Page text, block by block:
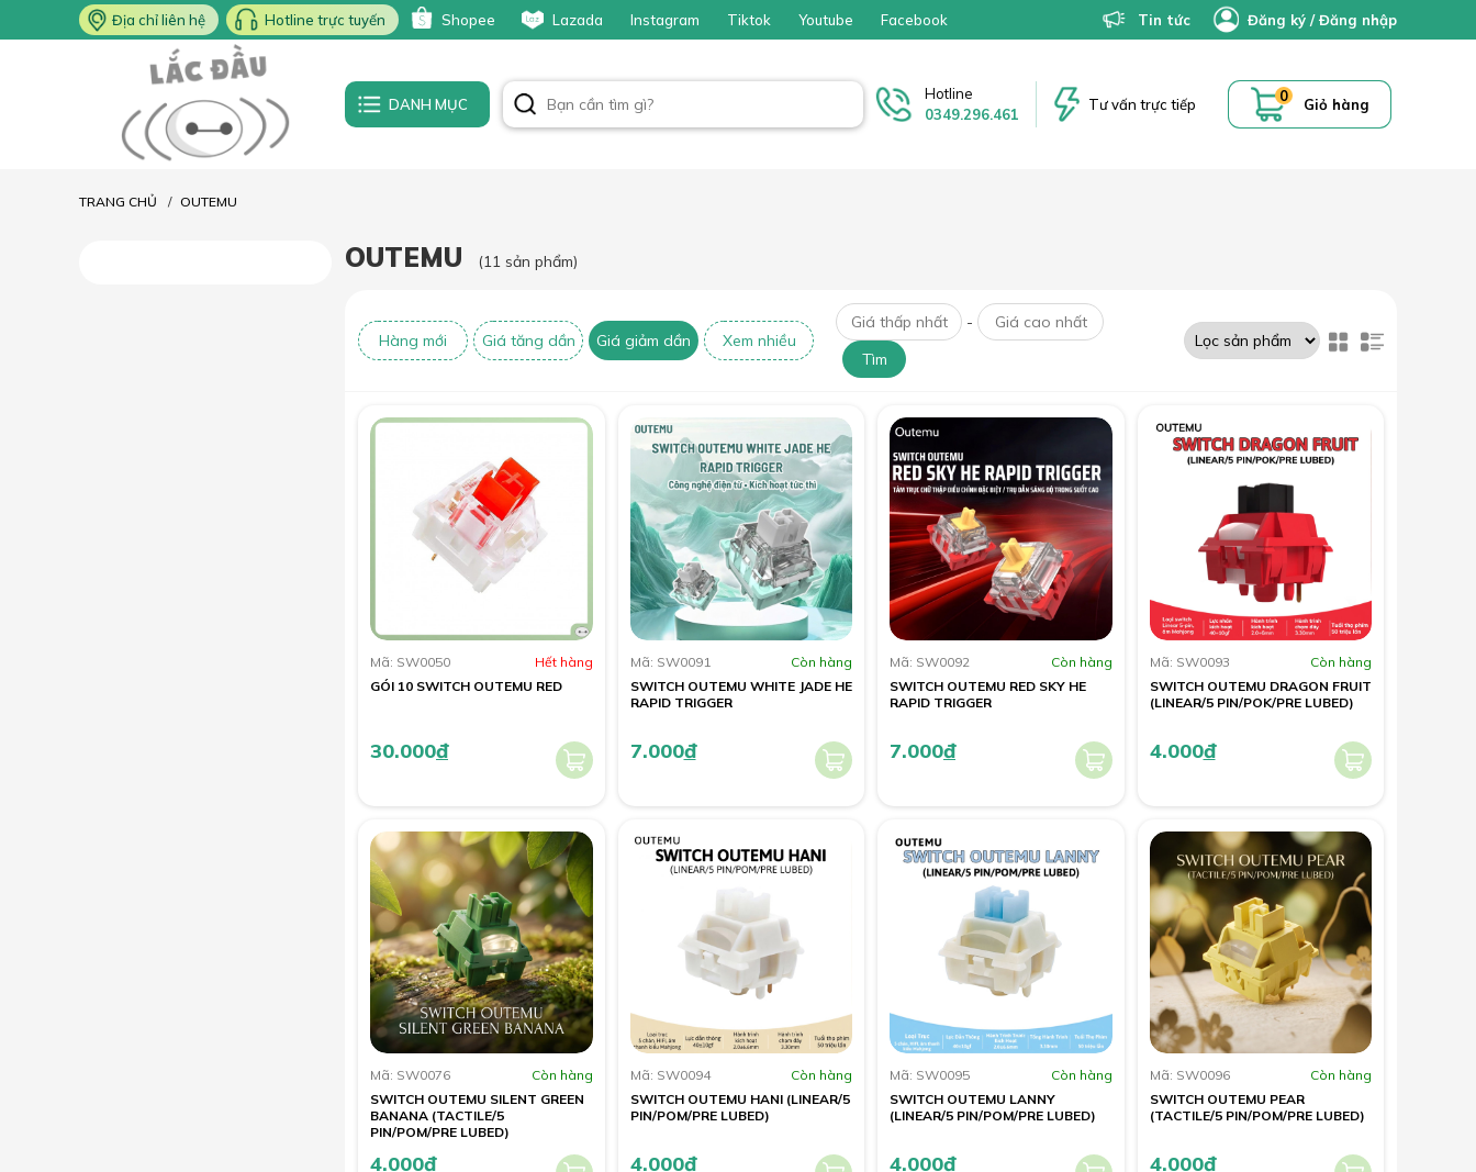
Địa chỉ liên hệ Hotline trực tuyến Shopee Lazada Instagram Tiktok Youtube Facebook Tin tức Đăng ký /Đăng nhập
DANH MỤC
Hotline
0349.296.461
Tư vấn trực tiếp 0 Giỏ hàng
TRANG CHỦ OUTEMU
OUTEMU (11 sản phẩm)
Hàng mới Giá tăng dần Giá giảm dần Xem nhiều
-
Tìm
Mã: SW0050
Hết hàng
GÓI 10 SWITCH OUTEMU RED
30.000đ
Mã: SW0091
Còn hàng
SWITCH OUTEMU WHITE JADE HE
RAPID TRIGGER
7.000đ
Mã: SW0092
Còn hàng
SWITCH OUTEMU RED SKY HE
RAPID TRIGGER
7.000đ
Mã: SW0093
Còn hàng
SWITCH OUTEMU DRAGON FRUIT
(LINEAR/5 PIN/POK/PRE LUBED)
4.000đ
Mã: SW0076
Còn hàng
SWITCH OUTEMU SILENT GREEN
BANANA (TACTILE/5
PIN/POM/PRE LUBED)
4.000đ
Mã: SW0094
Còn hàng
SWITCH OUTEMU HANI (LINEAR/5
PIN/POM/PRE LUBED)
4.000đ
Mã: SW0095
Còn hàng
SWITCH OUTEMU LANNY
(LINEAR/5 PIN/POM/PRE LUBED)
4.000đ
Mã: SW0096
Còn hàng
SWITCH OUTEMU PEAR
(TACTILE/5 PIN/POM/PRE LUBED)
4.000đ